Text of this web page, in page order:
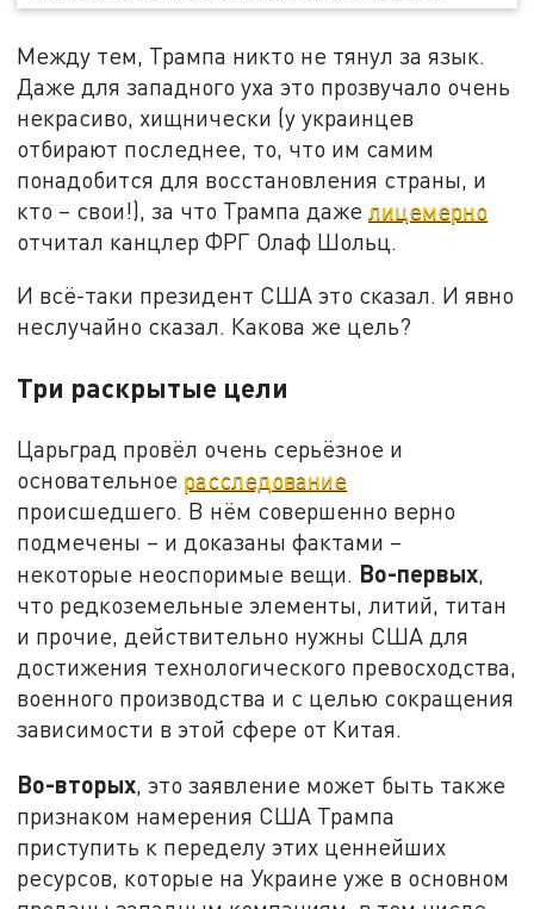
Между тем, Трампа никто не тянул за язык.
Даже для западного уха это прозвучало очень
некрасиво, хищнически (у украинцев
отбирают последнее, то, что им самим
понадобится для восстановления страны, и
кто – свои!), за что Трампа дажелицемерно
отчитал канцлер ФРГ Олаф Шольц.
И всё-таки президент США это сказал. И явно
неслучайно сказал. Какова же цель?
Три раскрытые цели
Царьград провёл очень серьёзное и
основательное расследование
происшедшего. В нём совершенно верно
подмечены – и доказаны фактами –
некоторые неоспоримые вещи. Во-первых,
что редкоземельные элементы, литий, титан
и прочие, действительно нужны США для
достижения технологического превосходства,
военного производства и с целью сокращения
зависимости в этой сфере от Китая.
Во-вторых, это заявление может быть также
признаком намерения США Трампа
приступить к переделу этих ценнейших
ресурсов, которые на Украине уже в основном